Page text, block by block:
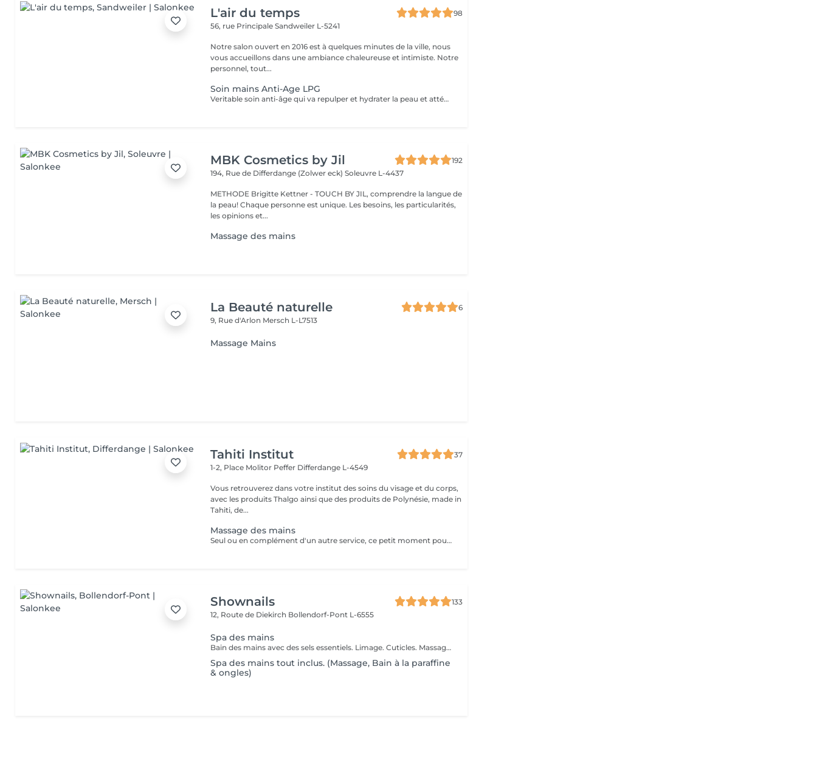
L'air du temps
98
56, rue PrincipaleSandweiler L-5241
Notre salon ouvert en 2016 est à quelques minutes de la ville, nous
vous accueillons dans une ambiance chaleureuse et intimiste. Notre
personnel, tout...
Soin mains Anti-Age LPG
Veritable soin anti-âge qui va repulper et hydrater la peau et atténuer les taches. Nettoyage, gommage, massage mécanique, gants avec principes actifs. Les mains sont toujours exposées à l'air et sont sujettes à un vieillissement plus rapides de la peau.NOUS AVONS LA DERNIERE MACHINE LPG DE 2025 LPG INFINITY, ENCORE PLUS DE RESULTAT
MBK Cosmetics by Jil
192
194, Rue de Differdange (Zolwer eck)Soleuvre L-4437
METHODE Brigitte Kettner - TOUCH BY JIL, comprendre la langue de
la peau! Chaque personne est unique. Les besoins, les particularités,
les opinions et...
Massage des mains
La Beauté naturelle
6
9, Rue d'Arlon Mersch L-L7513
Massage Mains
Tahiti Institut
37
1-2, Place Molitor Peffer Differdange L-4549
Vous retrouverez dans votre institut des soins du visage et du corps,
avec les produits Thalgo ainsi que des produits de Polynésie, made in
Tahiti, de...
Massage des mains
Seul ou en complément d'un autre service, ce petit moment pour soi vous aide à vous détendre.
Shownails
133
12, Route de Diekirch Bollendorf-Pont L-6555
Spa des mains
Bain des mains avec des sels essentiels. Limage. Cuticles. Massage des mains
Spa des mains tout inclus. (Massage, Bain à la paraffine
& ongles)